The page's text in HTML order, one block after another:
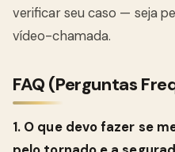
verificar seu caso — seja
vídeo-chamada.
FAQ (Perguntas
1. O que devo fazer se